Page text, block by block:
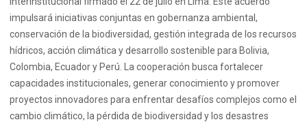
impulsará iniciativas conjuntas en gobernanza ambiental,
conservación de la biodiversidad, gestión integrada de los recursos
hídricos, acción climática y desarrollo sostenible para Bolivia,
Colombia, Ecuador y Perú. La cooperación busca fortalecer
capacidades institucionales, generar conocimiento y promover
proyectos innovadores para enfrentar desafíos complejos como el
cambio climático, la pérdida de biodiversidad y los desastres